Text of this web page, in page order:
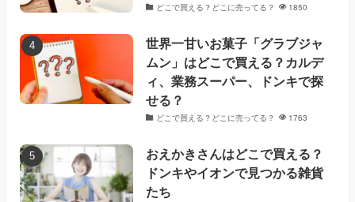
どこで買える？どこに売ってる？ 1850
世界一甘いお菓子「グラブジャ
ムン」はどこで買える？カルデ
ィ、業務スーパー、ドンキで探
せる？
どこで買える？どこに売ってる？ 1763
おえかきさんはどこで買える？
ドンキやイオンで見つかる雑貨
たち